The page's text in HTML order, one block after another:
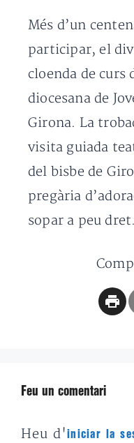
Més d’un
participar, el
cloenda de curs
diocesana de
Girona. La
visita guiada
del bisbe de
pregària
sopar a peu dret.
Feu un comentari
Heu d'iniciar la